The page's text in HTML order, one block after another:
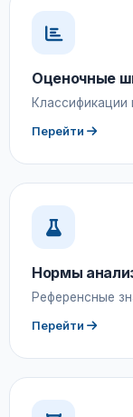
Оценочные
Классификации
Перейти
Нормы
Референсные
Перейти